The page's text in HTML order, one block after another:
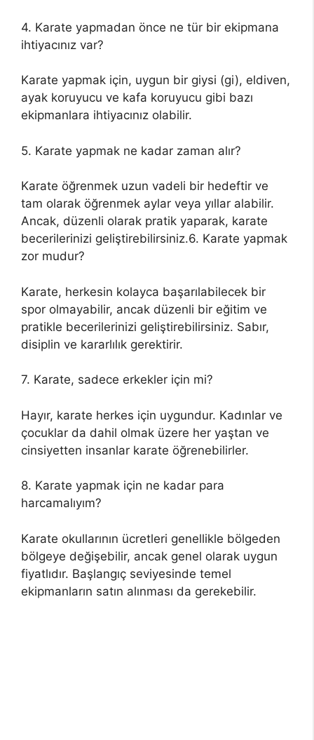
4. Karate yapmadan önce ne tür bir ekipmana
ihtiyacınız var?
Karate yapmak için, uygun bir giysi (gi), eldiven,
ayak koruyucu ve kafa koruyucu gibi bazı
ekipmanlara ihtiyacınız olabilir.
5. Karate yapmak ne kadar zaman alır?
Karate öğrenmek uzun vadeli bir hedeftir ve
tam olarak öğrenmek aylar veya yıllar alabilir.
Ancak, düzenli olarak pratik yaparak, karate
becerilerinizi geliştirebilirsiniz.6. Karate yapmak
zor mudur?
Karate, herkesin kolayca başarılabilecek bir
spor olmayabilir, ancak düzenli bir eğitim ve
pratikle becerilerinizi geliştirebilirsiniz. Sabır,
disiplin ve kararlılık gerektirir.
7. Karate, sadece erkekler için mi?
Hayır, karate herkes için uygundur. Kadınlar ve
çocuklar da dahil olmak üzere her yaştan ve
cinsiyetten insanlar karate öğrenebilirler.
8. Karate yapmak için ne kadar para
harcamalıyım?
Karate okullarının ücretleri genellikle bölgeden
bölgeye değişebilir, ancak genel olarak uygun
fiyatlıdır. Başlangıç seviyesinde temel
ekipmanların satın alınması da gerekebilir.